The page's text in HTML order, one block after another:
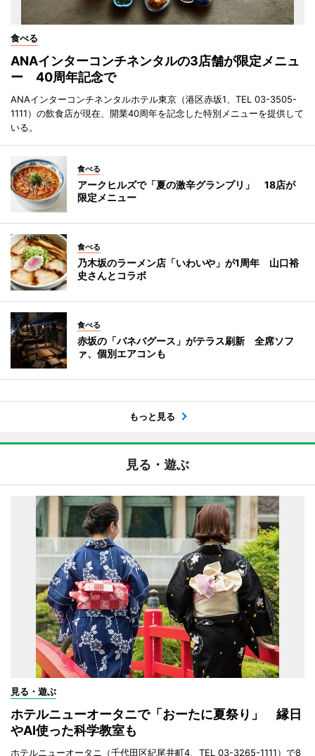
食べる
ANAインターコンチネンタルの3店舗が限定メニュ
ー 40周年記念で
ANAインターコンチネンタルホテル東京（港区赤坂1、TEL 03-3505-
1111）の飲食店が現在、開業40周年を記念した特別メニューを提供して
いる。
食べる
アークヒルズで「夏の激辛グランプリ」 18店が
限定メニュー
食べる
乃木坂のラーメン店「いわいや」が1周年 山口裕
史さんとコラボ
食べる
赤坂の「バネバグース」がテラス刷新 全席ソフ
ァ、個別エアコンも
もっと見る
見る・遊ぶ
見る・遊ぶ
ホテルニューオータニで「おーたに夏祭り」 縁日
やAI使った科学教室も
ホテルニューオータニ（千代田区紀尾井町4、TEL 03-3265-1111）で8